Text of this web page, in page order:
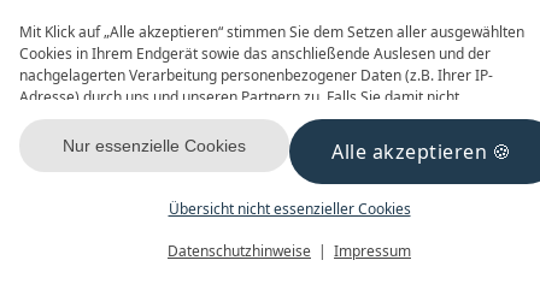
Mit Klick auf „Alle akzeptieren“ stimmen Sie dem Setzen aller ausgewählten
Cookies in Ihrem Endgerät sowie das anschließende Auslesen und der
nachgelagerten Verarbeitung personenbezogener Daten (z.B. Ihrer IP-
Adresse) durch uns und unseren Partnern zu. Falls Sie damit nicht
einverstanden sind, klicken Sie bitte auf „Nur essenzielle Cookies“. Eine
individuelle Auswahl können Sie unter „Übersicht nicht essenzieller Cookies“
tätigen. Sie können Ihre Auswahl im Fußbereich dieser Website oder in den
Datenschutzhinweisen jederzeit aufrufen und ändern.
Alle akzeptieren
Nur essenzielle Cookies
Übersicht nicht essenzieller Cookies
Datenschutzhinweise Impressum